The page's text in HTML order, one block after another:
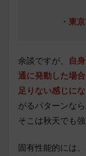
・ 東
余談ですが、
自
通に発動した場
足りない感じに
がるパターンな
そこは秋天でも
固有性能的には